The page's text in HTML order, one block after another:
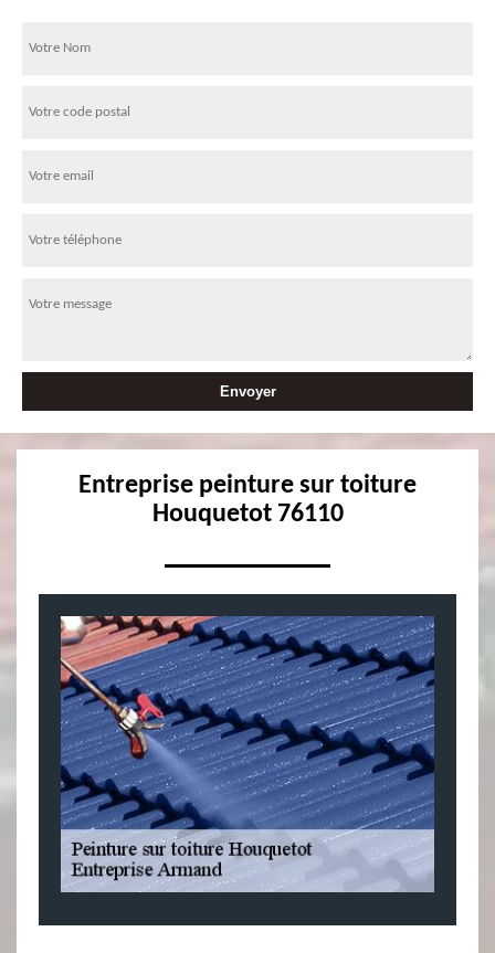
Entreprise peinture sur toiture
Houquetot 76110